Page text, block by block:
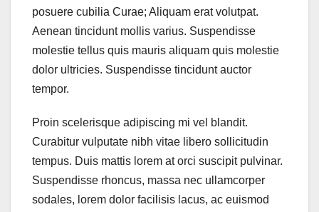
posuere cubilia Curae; Aliquam erat volutpat.
Aenean tincidunt mollis varius. Suspendisse
molestie tellus quis mauris aliquam quis molestie
dolor ultricies. Suspendisse tincidunt auctor
tempor.
Proin scelerisque adipiscing mi vel blandit.
Curabitur vulputate nibh vitae libero sollicitudin
tempus. Duis mattis lorem at orci suscipit pulvinar.
Suspendisse rhoncus, massa nec ullamcorper
sodales, lorem dolor facilisis lacus, ac euismod